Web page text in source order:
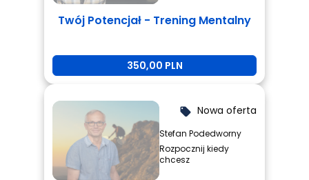
Twój Potencjał - Trening Mentalny
350,00 PLN
local_offer Nowa oferta
Stefan Podedworny
Rozpocznij kiedy
chcesz